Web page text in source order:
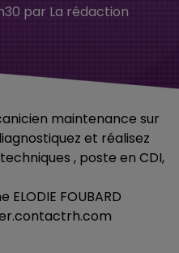
par La rédaction
maintenance sur
et réalisez
, poste en CDI,
ELODIE FOUBARD